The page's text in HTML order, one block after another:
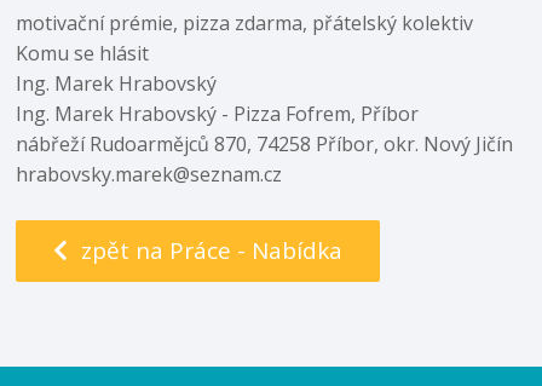
motivační prémie, pizza zdarma, přátelský kolektiv
Komu se hlásit
Ing. Marek Hrabovský
Ing. Marek Hrabovský - Pizza Fofrem, Příbor
nábřeží Rudoarmějců 870, 74258 Příbor, okr. Nový Jičín
hrabovsky.marek@seznam.cz
zpět na Práce - Nabídka